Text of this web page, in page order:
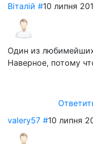
Віталій #10 липня
Один из
Наверное, потому
valery57 #10 липня